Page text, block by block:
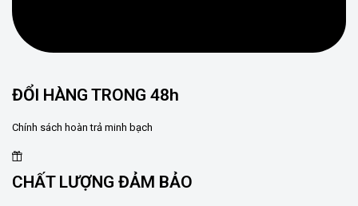
ĐỔI HÀNG TRONG 48h
Chính sách hoàn trả minh bạch
CHẤT LƯỢNG ĐẢM BẢO